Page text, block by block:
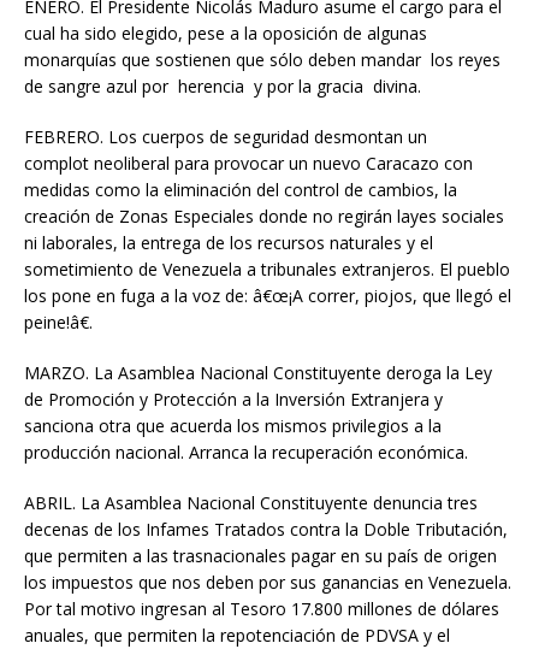
ENERO. El Presidente Nicolás Maduro asume el cargo para el
cual ha sido elegido, pese a la oposición de algunas
monarquías que sostienen que sólo deben mandar los reyes
de sangre azul por herencia y por la gracia divina.
FEBRERO. Los cuerpos de seguridad desmontan un
complot neoliberal para provocar un nuevo Caracazo con
medidas como la eliminación del control de cambios, la
creación de Zonas Especiales donde no regirán layes sociales
ni laborales, la entrega de los recursos naturales y el
sometimiento de Venezuela a tribunales extranjeros. El pueblo
los pone en fuga a la voz de: â€œ¡A correr, piojos, que llegó el
peine!â€.
MARZO. La Asamblea Nacional Constituyente deroga la Ley
de Promoción y Protección a la Inversión Extranjera y
sanciona otra que acuerda los mismos privilegios a la
producción nacional. Arranca la recuperación económica.
ABRIL. La Asamblea Nacional Constituyente denuncia tres
decenas de los Infames Tratados contra la Doble Tributación,
que permiten a las trasnacionales pagar en su país de origen
los impuestos que nos deben por sus ganancias en Venezuela.
Por tal motivo ingresan al Tesoro 17.800 millones de dólares
anuales, que permiten la repotenciación de PDVSA y el